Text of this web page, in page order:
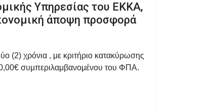
Υπηρεσίας του ΕΚΚΑ,
άποψη προσφορά
(2) χρόνια , με κριτήριο κατακύρωσης
συμπεριλαμβανομένου του ΦΠΑ.